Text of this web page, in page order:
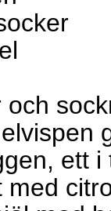
och
ett i
med